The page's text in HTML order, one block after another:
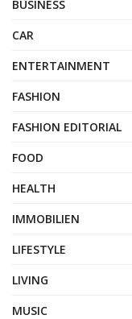
BUSINESS
CAR
ENTERTAINMENT
FASHION
FASHION EDITORIAL
FOOD
HEALTH
IMMOBILIEN
LIFESTYLE
LIVING
MUSIC